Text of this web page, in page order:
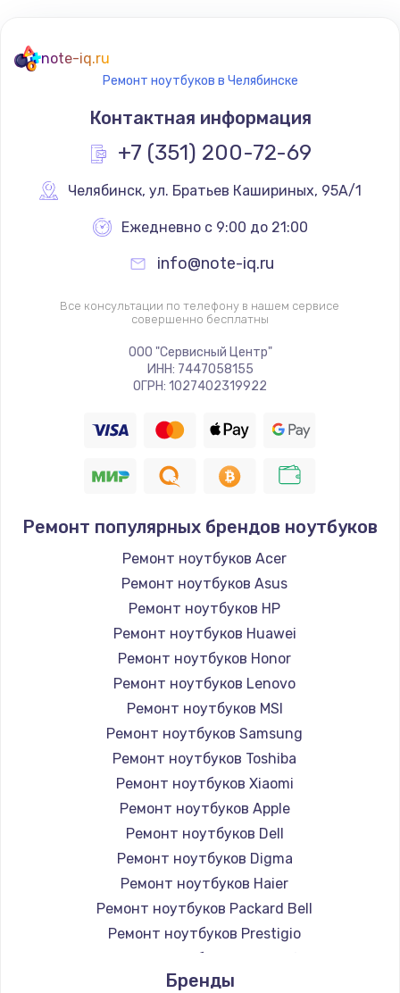
note-iq.ru
Ремонт ноутбуков в Челябинске
Контактная информация
+7 (351) 200-72-69
Челябинск, ул. Братьев Кашириных, 95А/1
Ежедневно с 9:00 до 21:00
info@note-iq.ru
Все консультации по телефону в нашем сервисе
совершенно бесплатны
ООО "Сервисный Центр"
ИНН: 7447058155
ОГРН: 1027402319922
Ремонт популярных брендов ноутбуков
Ремонт ноутбуков Acer
Ремонт ноутбуков Asus
Ремонт ноутбуков HP
Ремонт ноутбуков Huawei
Ремонт ноутбуков Honor
Ремонт ноутбуков Lenovo
Ремонт ноутбуков MSI
Ремонт ноутбуков Samsung
Ремонт ноутбуков Toshiba
Ремонт ноутбуков Xiaomi
Ремонт ноутбуков Apple
Ремонт ноутбуков Dell
Ремонт ноутбуков Digma
Ремонт ноутбуков Haier
Ремонт ноутбуков Packard Bell
Ремонт ноутбуков Prestigio
Ремонт ноутбуков Microsoft
Ремонт ноутбуков Alienware
Бренды